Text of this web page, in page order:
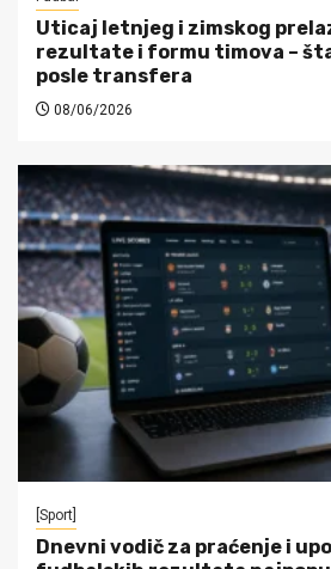
Uticaj letnjeg i zimskog
rezultate i formu timova –
posle transfera
08/06/2026
[Sport]
Dnevni vodič za praćenje i